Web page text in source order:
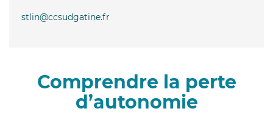
stlin@ccsudgatine.fr
Comprendre la perte
d’autonomie